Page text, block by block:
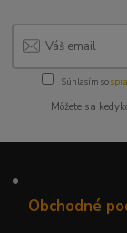
Súhlasím so
Môžete sa
•
Obchodné